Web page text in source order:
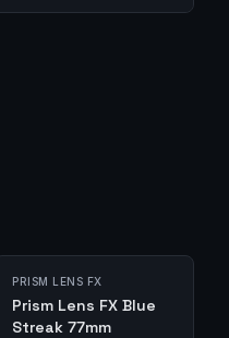
PRISM LENS FX
Prism Lens FX Blue
Streak 77mm